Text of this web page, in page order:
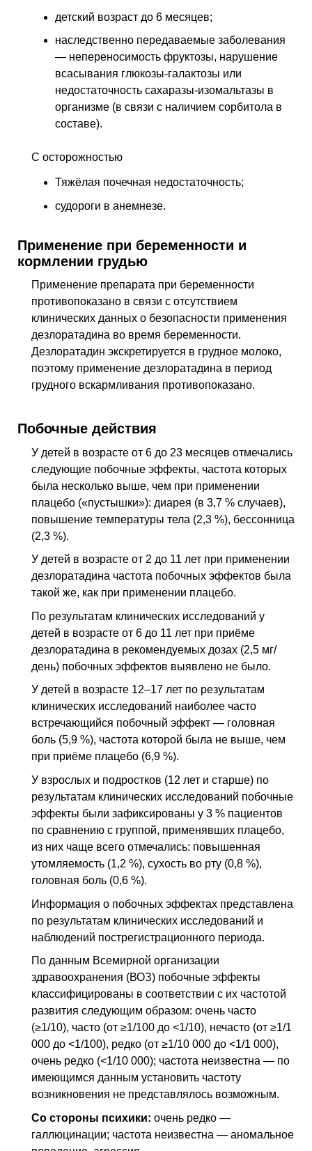
детский возраст до 6 месяцев;
наследственно передаваемые заболевания
— непереносимость фруктозы, нарушение
всасывания глюкозы-галактозы или
недостаточность сахаразы-изомальтазы в
организме (в связи с наличием сорбитола в
составе).
С осторожностью
Тяжёлая почечная недостаточность;
судороги в анемнезе.
Применение при беременности и
кормлении грудью
Применение препарата при беременности
противопоказано в связи с отсутствием
клинических данных о безопасности применения
дезлоратадина во время беременности.
Дезлоратадин экскретируется в грудное молоко,
поэтому применение дезлоратадина в период
грудного вскармливания противопоказано.
Побочные действия
У детей в возрасте от 6 до 23 месяцев отмечались
следующие побочные эффекты, частота которых
была несколько выше, чем при применении
плацебо («пустышки»): диарея (в 3,7 % случаев),
повышение температуры тела (2,3 %), бессонница
(2,3 %).
У детей в возрасте от 2 до 11 лет при применении
дезлоратадина частота побочных эффектов была
такой же, как при применении плацебо.
По результатам клинических исследований у
детей в возрасте от 6 до 11 лет при приёме
дезлоратадина в рекомендуемых дозах (2,5 мг/
день) побочных эффектов выявлено не было.
У детей в возрасте 12–17 лет по результатам
клинических исследований наиболее часто
встречающийся побочный эффект — головная
боль (5,9 %), частота которой была не выше, чем
при приёме плацебо (6,9 %).
У взрослых и подростков (12 лет и старше) по
результатам клинических исследований побочные
эффекты были зафиксированы у 3 % пациентов
по сравнению с группой, применявших плацебо,
из них чаще всего отмечались: повышенная
утомляемость (1,2 %), сухость во рту (0,8 %),
головная боль (0,6 %).
Информация о побочных эффектах представлена
по результатам клинических исследований и
наблюдений пострегистрационного периода.
По данным Всемирной организации
здравоохранения (ВОЗ) побочные эффекты
классифицированы в соответствии с их частотой
развития следующим образом: очень часто
(≥1/10), часто (от ≥1/100 до <1/10), нечасто (от ≥1/1
000 до <1/100), редко (от ≥1/10 000 до <1/1 000),
очень редко (<1/10 000); частота неизвестна — по
имеющимся данным установить частоту
возникновения не представлялось возможным.
Со стороны психики: очень редко —
галлюцинации; частота неизвестна — аномальное